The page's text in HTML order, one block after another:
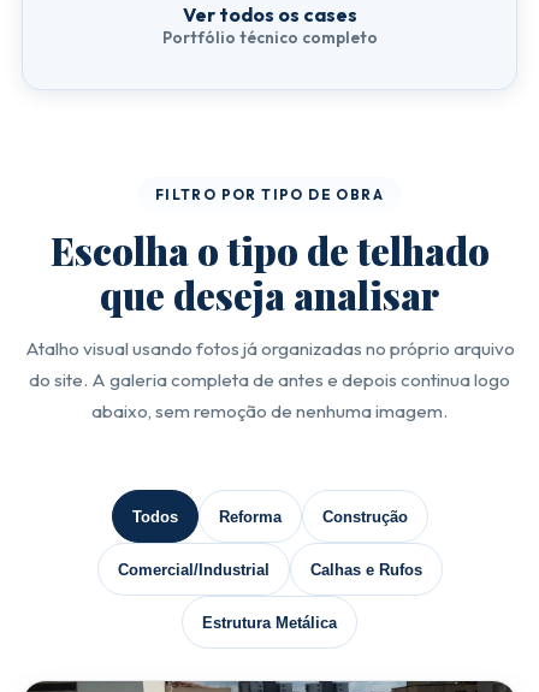
Solicitar Orçamento
WhatsApp
Ver todos os cases
Portfólio técnico completo
FILTRO POR TIPO DE OBRA
Escolha o tipo de telhado
que deseja analisar
Atalho visual usando fotos já organizadas no próprio arquivo
do site. A galeria completa de antes e depois continua logo
abaixo, sem remoção de nenhuma imagem.
Todos Reforma Construção
Comercial/Industrial Calhas e Rufos
Estrutura Metálica